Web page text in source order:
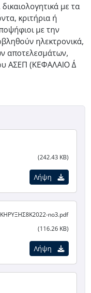
με τα
κριτήρια ή
με την
ηλεκτρονικά,
αποτελεσμάτων,
ΑΣΕΠ (ΚΕΦΑΛΑΙΟ Δ΄
(242.43 KB)
Λήψη
no3.pdf
(116.26 KB)
Λήψη